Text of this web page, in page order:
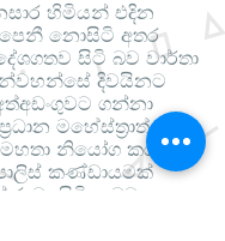
හිමියන් එදින
නොසිටි අතර
සිටි බව වාර්තා
දිවයිනට
ගන්නා
මහේස්ත්‍රාත්
නියෝග කර ඇති
කණ්ඩායමක්
සිටින බව ද